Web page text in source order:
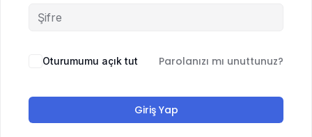
Oturumumu açık tut Parolanızı mı unuttunuz?
Giriş Yap